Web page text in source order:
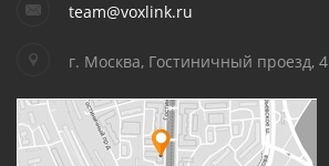
team@voxlink.ru
г. Москва, Гостиничный проезд, 4